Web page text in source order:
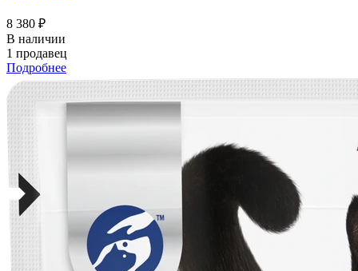
8 380 ₽
В наличии
1 продавец
Подробнее